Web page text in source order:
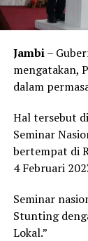
Jambi–
mengatakan,
dalam
Hal tersebut
Seminar
bertempat di
4 Februari
Seminar
Stunting
Lokal.”